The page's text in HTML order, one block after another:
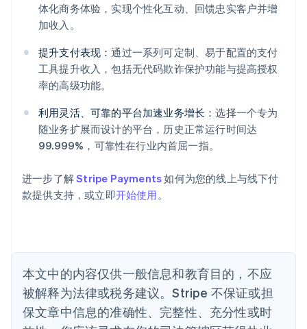
体化商务体验，实现个性化互动、回馈忠实客户并增
加收入。
提升支付表现：通过一系列可定制、易于配置的支付
工具提升收入，包括无代码欺诈保护功能与提高授权
率的高级功能。
利用灵活、可靠的平台加速业务增长：选择一个专为
随业务扩展而设计的平台，历史正常运行时间达
99.999%，可靠性在行业内首屈一指。
进一步了解Stripe Payments如何为您的线上与线下付
款提供支持，或立即开始使用。
本文中的内容仅供一般信息和教育目的，不应
被解释为法律或税务建议。Stripe 不保证或担
保文章中信息的准确性、完整性、充分性或时
阿联酋
English
爱尔兰
爱沙尼亚
English
奥地利
Deutsch English
English
巴西
比利时
波兰
English
丹麦
English